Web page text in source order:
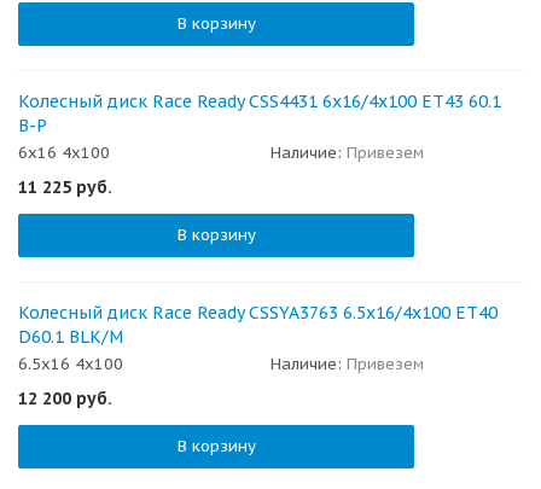
В корзину
Колесный диск Race Ready CSS4431 6x16/4x100 ET43 60.1
B-P
6x16 4x100 Наличие: Привезем
11 225 руб.
В корзину
Колесный диск Race Ready CSSYA3763 6.5x16/4x100 ET40
D60.1 BLK/M
6.5x16 4x100 Наличие: Привезем
12 200 руб.
В корзину